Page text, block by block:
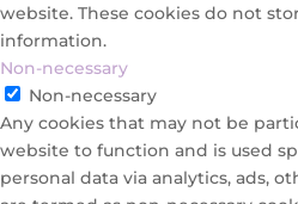
website. These cookies do not
information.
Non-necessary
Non-necessary
Any cookies that may not be
website to function and is used
personal data via analytics, ads,